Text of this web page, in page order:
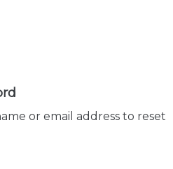
or email address to reset